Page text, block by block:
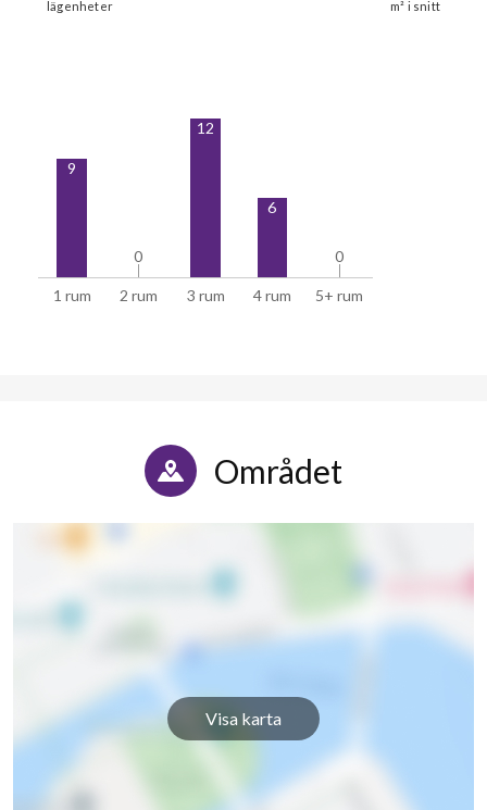
lägenheter
1 rum 2 rum 3 rum 4 rum 5+ rum
9
0
0
12
6
0
0
Området
Visa karta